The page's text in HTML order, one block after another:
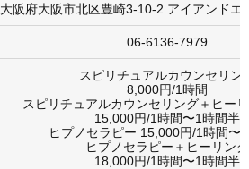
大阪府大阪市北区豊崎3-10-2 アイアンドエ
06-6136-7979
スピリチュアルカウンセリン
8,000円/1時間
スピリチュアルカウンセリング＋ヒー
15,000円/1時間〜1時間半
ヒプノセラピー 15,000円/1時間〜
ヒプノセラピー＋ヒーリング
18,000円/1時間〜1時間半